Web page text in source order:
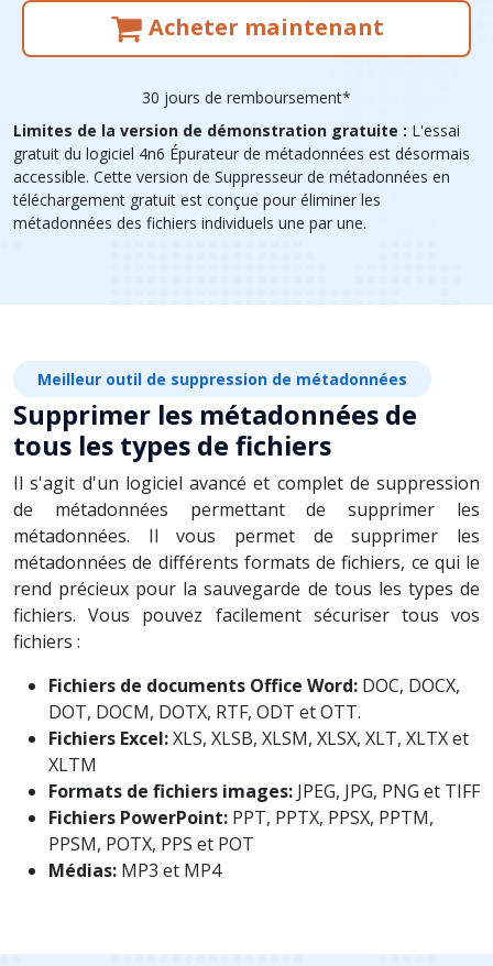
Acheter maintenant
30 jours de remboursement*
Limites de la version de démonstration gratuite : L'essai
gratuit du logiciel 4n6 Épurateur de métadonnées est désormais
accessible. Cette version de Suppresseur de métadonnées en
téléchargement gratuit est conçue pour éliminer les
métadonnées des fichiers individuels une par une.
Meilleur outil de suppression de métadonnées
Supprimer les métadonnées de
tous les types de fichiers
Il s'agit d'un logiciel avancé et complet de suppression
de métadonnées permettant de supprimer les
métadonnées. Il vous permet de supprimer les
métadonnées de différents formats de fichiers, ce qui le
rend précieux pour la sauvegarde de tous les types de
fichiers. Vous pouvez facilement sécuriser tous vos
fichiers :
Fichiers de documents Office Word: DOC, DOCX,
DOT, DOCM, DOTX, RTF, ODT et OTT.
Fichiers Excel:XLS, XLSB, XLSM, XLSX, XLT, XLTX et
XLTM
Formats de fichiers images: JPEG, JPG, PNG et TIFF
Fichiers PowerPoint: PPT, PPTX, PPSX, PPTM,
PPSM, POTX, PPS et POT
Médias: MP3 et MP4